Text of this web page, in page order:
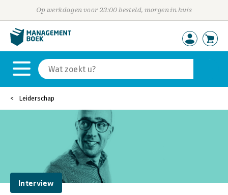
Op werkdagen voor 23:00 besteld, morgen in huis
Leiderschap
Interview